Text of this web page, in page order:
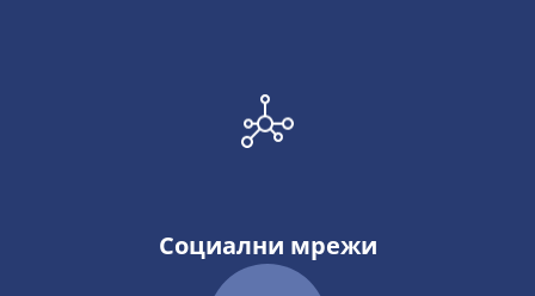
Социални мрежи